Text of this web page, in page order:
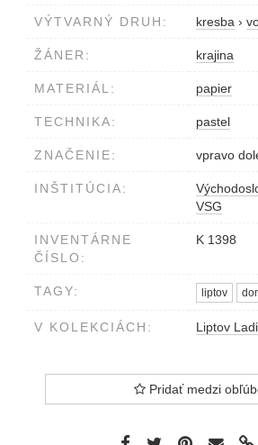
VÝTVARNÝ DRUH: kresba ›
ŽÁNER: krajina
MATERIÁL: papier
TECHNIKA: pastel
ZNAČENIE: vpravo
INŠTITÚCIA:
VSG
INVENTÁRNE
ČÍSLO:
K 1398
TAGY: liptov
V KOLEKCIÁCH: Liptov
Pridať medzi